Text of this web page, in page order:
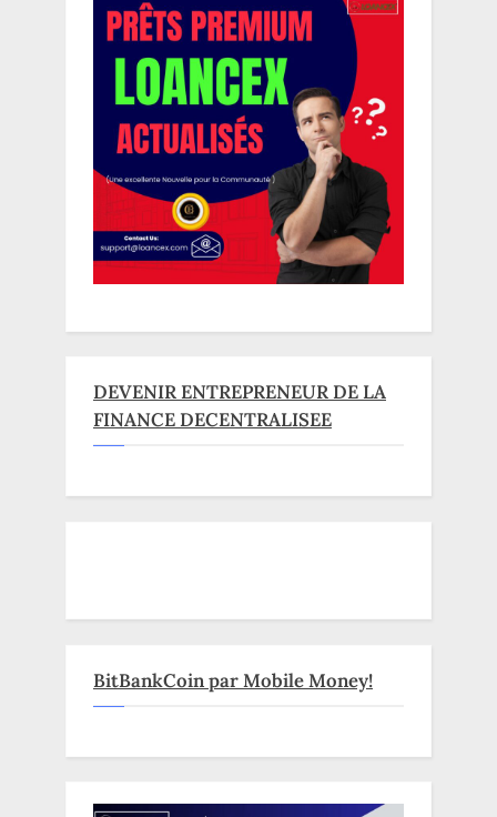
DEVENIR ENTREPRENEUR DE LA
FINANCE DECENTRALISEE
BitBankCoin par Mobile Money!